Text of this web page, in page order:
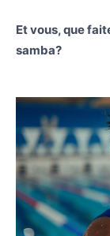
Et vous, que
samba?